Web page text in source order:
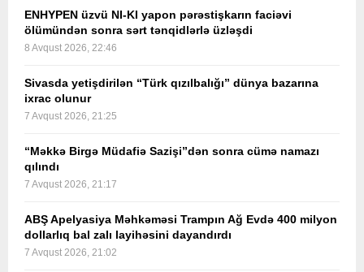
ENHYPEN üzvü NI-KI yapon pərəstişkarın faciəvi
ölümündən sonra sərt tənqidlərlə üzləşdi
8 Avqust 2026, 22:46
Sivasda yetişdirilən “Türk qızılbalığı” dünya bazarına
ixrac olunur
7 Avqust 2026, 21:25
“Məkkə Birgə Müdafiə Sazişi”dən sonra cümə namazı
qılındı
7 Avqust 2026, 21:17
ABŞ Apelyasiya Məhkəməsi Trampın Ağ Evdə 400 milyon
dollarlıq bal zalı layihəsini dayandırdı
7 Avqust 2026, 21:02